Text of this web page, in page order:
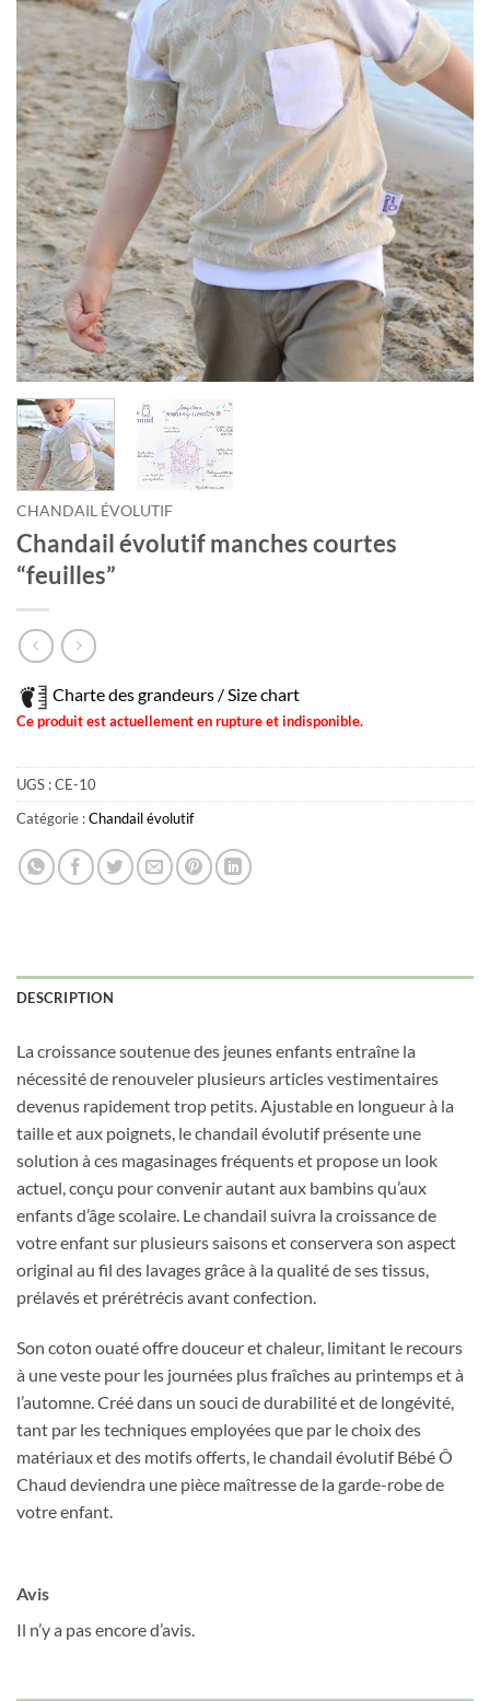
CHANDAIL ÉVOLUTIF
Chandail évolutif manches courtes
“feuilles”
Charte des grandeurs / Size chart
Ce produit est actuellement en rupture et indisponible.
UGS :CE-10
Catégorie :Chandail évolutif
DESCRIPTION
La croissance soutenue des jeunes enfants entraîne la
nécessité de renouveler plusieurs articles vestimentaires
devenus rapidement trop petits. Ajustable en longueur à la
taille et aux poignets, le chandail évolutif présente une
solution à ces magasinages fréquents et propose un look
actuel, conçu pour convenir autant aux bambins qu’aux
enfants d’âge scolaire. Le chandail suivra la croissance de
votre enfant sur plusieurs saisons et conservera son aspect
original au fil des lavages grâce à la qualité de ses tissus,
prélavés et prérétrécis avant confection.
Son coton ouaté offre douceur et chaleur, limitant le recours
à une veste pour les journées plus fraîches au printemps et à
l’automne. Créé dans un souci de durabilité et de longévité,
tant par les techniques employées que par le choix des
matériaux et des motifs offerts, le chandail évolutif Bébé Ô
Chaud deviendra une pièce maîtresse de la garde-robe de
votre enfant.
Avis
Il n’y a pas encore d’avis.
Obtenez 10% de rabais
Obtenez un 10% de rabais sur votre
prochaine commande en vous inscrivant à
Courriel*
Nom*